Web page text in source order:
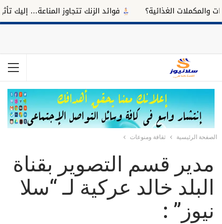
الغذائية؟ فوائد الزنك تتجاوز المناعة… إليك تأثيره على
الصفحة الرئيسية ثقافة ومنوعات
مدير قسم التصوير بقناة
البلد خالد عركية لـ “سلا
نيوز” :